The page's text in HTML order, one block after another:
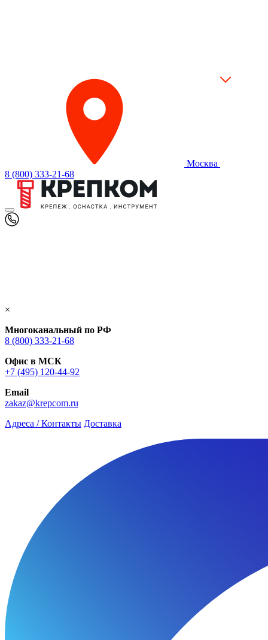
Москва
8 (800) 333-21-68
×
Многоканальный по РФ
8 (800) 333‑21-68
Офис в МСК
+7 (495) 120-44-92
Email
zakaz@krepcom.ru
Адреса / Контакты Доставка